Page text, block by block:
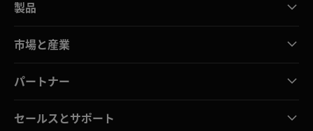
製品
市場と産業
パートナー
セールスとサポート